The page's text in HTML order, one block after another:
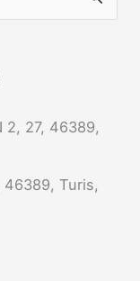
2, 27, 46389,
Turis,